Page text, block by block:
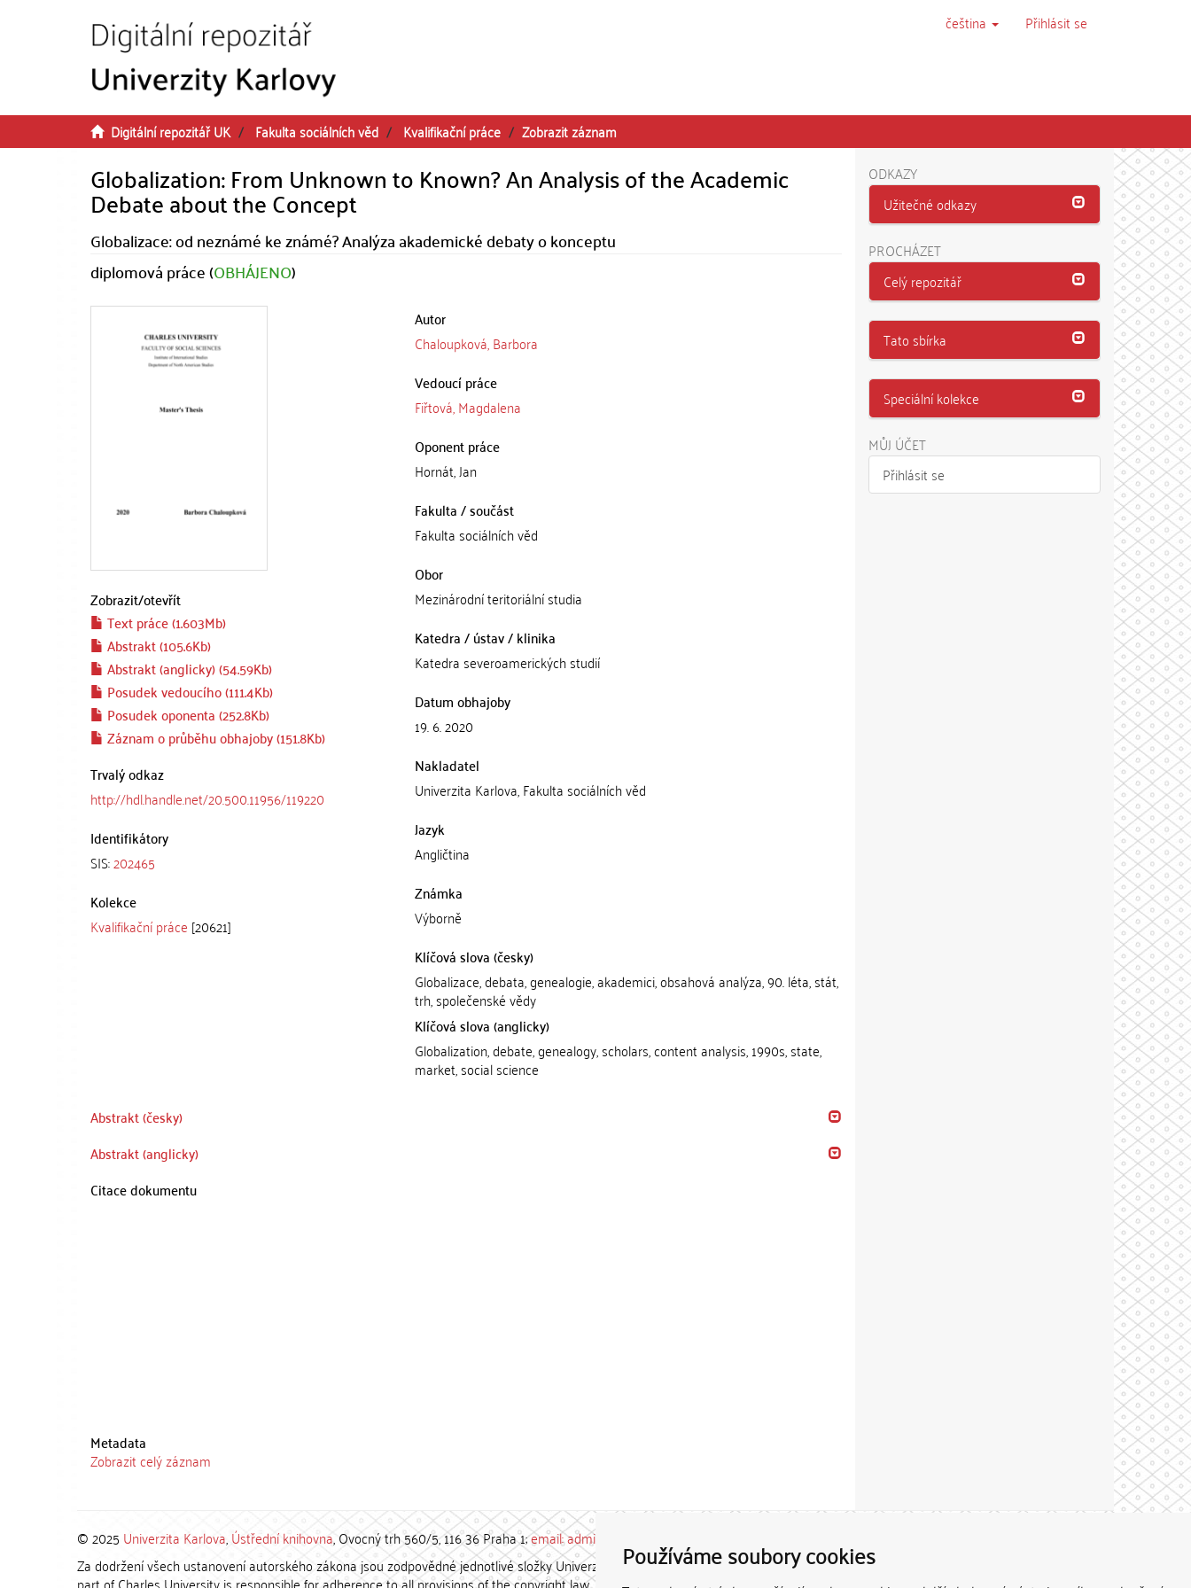
Používáme soubory cookies
čeština Přihlásit se
Digitální repozitář UK Fakulta sociálních věd Kvalifikační práce Zobrazit záznam
Globalization: From Unknown to Known? An Analysis of the Academic
Debate about the Concept
Globalizace: od neznámé ke známé? Analýza akademické debaty o konceptu
diplomová práce (OBHÁJENO)
Zobrazit/otevřít
Text práce (1.603Mb)
Abstrakt (105.6Kb)
Abstrakt (anglicky) (54.59Kb)
Posudek vedoucího (111.4Kb)
Posudek oponenta (252.8Kb)
Záznam o průběhu obhajoby (151.8Kb)
Trvalý odkaz
http://hdl.handle.net/20.500.11956/119220
Identifikátory
SIS:202465
Kolekce
Kvalifikační práce [20621]
Autor
Chaloupková, Barbora
Vedoucí práce
Fiřtová, Magdalena
Oponent práce
Hornát, Jan
Fakulta / součást
Fakulta sociálních věd
Obor
Mezinárodní teritoriální studia
Katedra / ústav / klinika
Katedra severoamerických studií
Datum obhajoby
19. 6. 2020
Nakladatel
Univerzita Karlova, Fakulta sociálních věd
Jazyk
Angličtina
Známka
Výborně
Klíčová slova (česky)
Globalizace, debata, genealogie, akademici, obsahová analýza, 90. léta, stát,
trh, společenské vědy
Klíčová slova (anglicky)
Globalization, debate, genealogy, scholars, content analysis, 1990s, state,
market, social science
Abstrakt (česky)
Abstrakt (anglicky)
Citace dokumentu
Metadata
Zobrazit celý záznam
ODKAZY
Užitečné odkazy
PROCHÁZET
Celý repozitář
Tato sbírka
Speciální kolekce
MŮJ ÚČET
Přihlásit se
© 2025 Univerzita Karlova,Ústřední knihovna, Ovocný trh 560/5, 116 36 Praha 1;email: admin-repozitar [at] cuni.cz
Za dodržení všech ustanovení autorského zákona jsou zodpovědné jednotlivé složky Univerzity Karlovy. / Each constituent